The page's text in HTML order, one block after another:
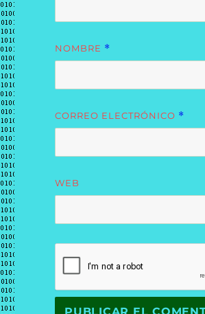
NOMBRE *
CORREO ELECTRÓNICO *
WEB